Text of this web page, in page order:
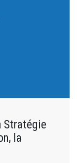
Stratégie
la